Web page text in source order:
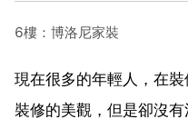
6樓：博洛尼家裝
現在很多的年輕人，在
裝修的美觀，但是卻沒